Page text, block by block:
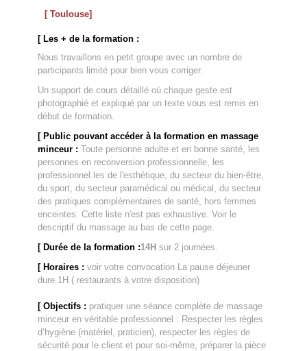
[ Toulouse]
[ Les + de la formation :
Nous travaillons en petit groupe avec un nombre de
participants limité pour bien vous corriger.
Un support de cours détaillé où chaque geste est
photographié et expliqué par un texte vous est remis en
début de formation.
[ Public pouvant accéder à la formation en massage
minceur : Toute personne adulte et en bonne santé, les
personnes en reconversion professionnelle, les
professionnel.les de l'esthétique, du secteur du bien-être,
du sport, du secteur paramédical ou médical, du secteur
des pratiques complémentaires de santé, hors femmes
enceintes. Cette liste n'est pas exhaustive. Voir le
descriptif du massage au bas de cette page.
[ Durée de la formation :14H sur 2 journées.
[ Horaires : voir votre convocation La pause déjeuner
dure 1H ( restaurants à votre disposition)
[ Objectifs : pratiquer une séance complète de massage
minceur en véritable professionnel : Respecter les règles
d’hygiène (matériel, praticien), respecter les règles de
sécurité pour le client et pour soi-même, préparer la pièce